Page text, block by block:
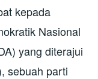
kepada
Nasional
yang diterajui
sebuah parti